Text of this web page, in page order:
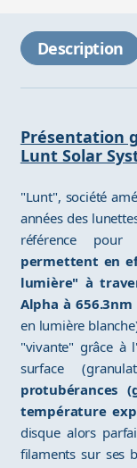
Description
Présentation
Lunt Solar
"Lunt", société
années des
référence pour
permettent en
lumière" à
Alpha à 656.3nm
en lumière
"vivante" grâce à
surface
protubérances
température
disque alors
filaments sur ses